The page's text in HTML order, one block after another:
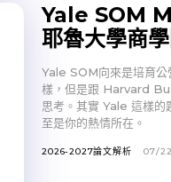
Yale SOM
耶魯大學商
Yale SOM向來是培育公
樣，但是跟 Harvard
思考。其實 Yale 這樣的
至是你的熱情所在。
2026-2027論文解析 07/